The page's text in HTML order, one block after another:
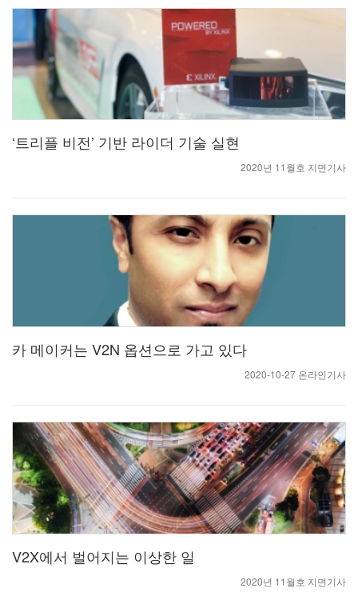
‘트리플 비전’ 기반 라이더 기술 실현
2020년 11월호 지면기사
카 메이커는 V2N 옵션으로 가고 있다
2020-10-27 온라인기사
V2X에서 벌어지는 이상한 일
2020년 11월호 지면기사